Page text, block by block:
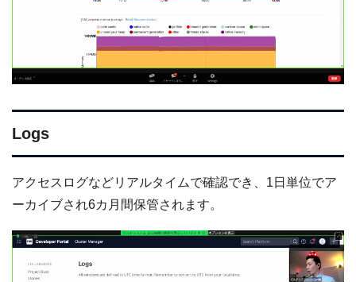
Logs
アクセスログなどリアルタイムで確認でき、1日単位でア
ーカイブされ6カ月間保管されます。